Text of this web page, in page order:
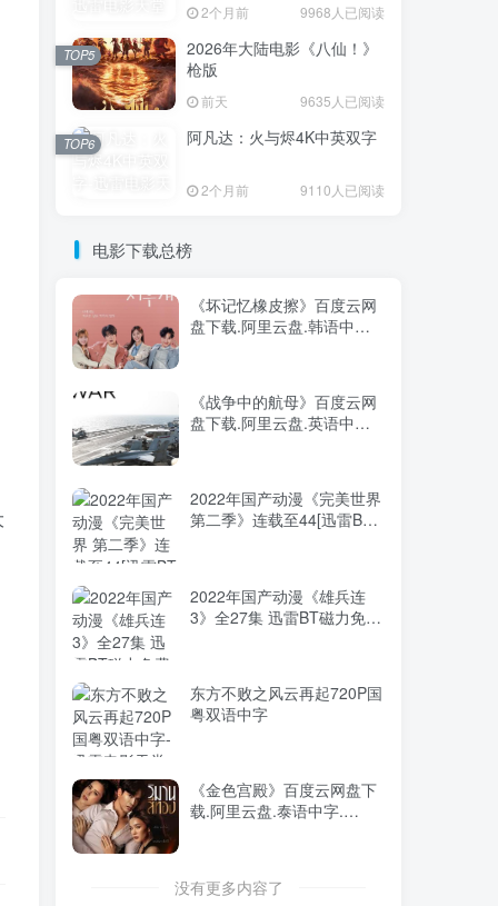
2个月前 9968人已阅读
2026年大陆电影《八仙！》
枪版
前天 9635人已阅读
TOP5
阿凡达：火与烬4K中英双字
2个月前 9110人已阅读
TOP6
电影下载总榜
《坏记忆橡皮擦》百度云网
盘下载.阿里云盘.韩语中字.
《战争中的航母》百度云网
盘下载.阿里云盘.英语中字.
2022年国产动漫《完美世界
第二季》连载至44[迅雷BT
2022年国产动漫《雄兵连
3》全27集 迅雷BT磁力免费
东方不败之风云再起720P国
粤双语中字
《金色宫殿》百度云网盘下
载.阿里云盘.泰语中字.
没有更多内容了
3.7W+人已阅读
电影迅雷天堂迁移新服务器,正常更新，
维护完毕!
高清下载
TOP2
消失的人电影「1080p/4k高
清」迅雷下载
5天前 1.1W+人已阅读
TOP3
飞驰人生34K国语中字
TOP4
2026年大陆电影《八仙！》
TOP5
阿凡达：火与烬4K中英双字
TOP6
《坏记忆橡皮擦》百度云网
盘下载.阿里云盘.韩语中字.
(2024)
《战争中的航母》百度云网
盘下载.阿里云盘.英语中字.
(2018)
第二季》连载至44[迅雷BT